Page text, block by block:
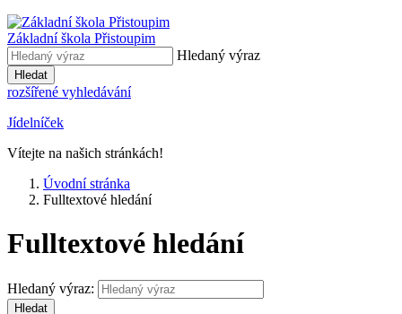
Základní škola Přistoupim
Hledaný výraz
Hledat
rozšířené vyhledávání
Jídelníček
Vítejte na našich stránkách!
Úvodní stránka
Fulltextové hledání
Fulltextové hledání
Hledaný výraz:
Hledat